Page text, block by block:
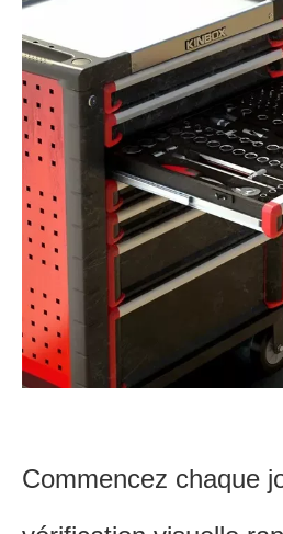
Commencez chaque